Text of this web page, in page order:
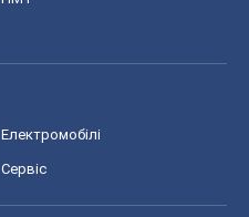
Електромобілі
Сервіс